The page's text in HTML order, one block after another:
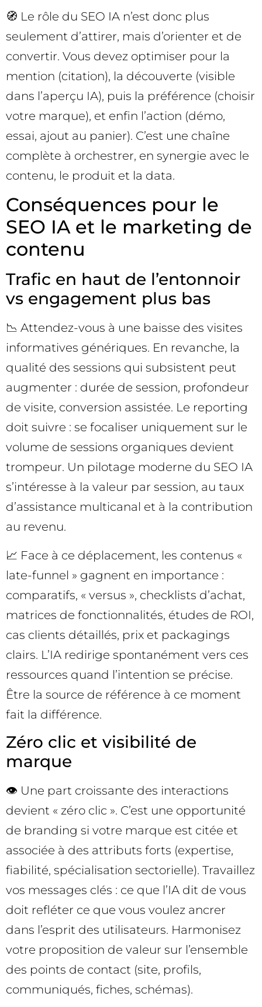
🧭 Le rôle du SEO IA n’est donc plus
seulement d’attirer, mais d’orienter et de
convertir. Vous devez optimiser pour la
mention (citation), la découverte (visible
dans l’aperçu IA), puis la préférence (choisir
votre marque), et enfin l’action (démo,
essai, ajout au panier). C’est une chaîne
complète à orchestrer, en synergie avec le
contenu, le produit et la data.
Conséquences pour le
SEO IA et le marketing de
contenu
Trafic en haut de l’entonnoir
vs engagement plus bas
📉 Attendez-vous à une baisse des visites
informatives génériques. En revanche, la
qualité des sessions qui subsistent peut
augmenter : durée de session, profondeur
de visite, conversion assistée. Le reporting
doit suivre : se focaliser uniquement sur le
volume de sessions organiques devient
trompeur. Un pilotage moderne du SEO IA
s’intéresse à la valeur par session, au taux
d’assistance multicanal et à la contribution
au revenu.
📈 Face à ce déplacement, les contenus «
late-funnel » gagnent en importance :
comparatifs, « versus », checklists d’achat,
matrices de fonctionnalités, études de ROI,
cas clients détaillés, prix et packagings
clairs. L’IA redirige spontanément vers ces
ressources quand l’intention se précise.
Être la source de référence à ce moment
fait la différence.
Zéro clic et visibilité de
marque
👁️ Une part croissante des interactions
devient « zéro clic ». C’est une opportunité
de branding si votre marque est citée et
associée à des attributs forts (expertise,
fiabilité, spécialisation sectorielle). Travaillez
vos messages clés : ce que l’IA dit de vous
doit refléter ce que vous voulez ancrer
dans l’esprit des utilisateurs. Harmonisez
votre proposition de valeur sur l’ensemble
des points de contact (site, profils,
communiqués, fiches, schémas).